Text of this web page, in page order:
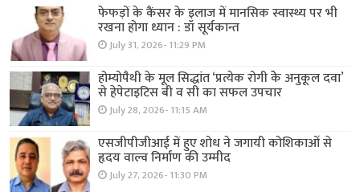
फेफड़ों के कैंसर के इलाज में मानसिक स्वास्थ्य पर भी
रखना होगा ध्यान : डॉ सूर्यकान्त
July 31, 2026- 11:29 PM
होम्योपैथी के मूल सिद्धांत ‘प्रत्येक रोगी केे अनुकूल दवा’
से हेपेटाइटिस बी व सी का सफल उपचार
July 28, 2026- 11:15 AM
एसजीपीजीआई में हुए शोध ने जगायी कोशिकाओं से
हृदय वाल्व निर्माण की उम्मीद
July 27, 2026- 11:30 PM